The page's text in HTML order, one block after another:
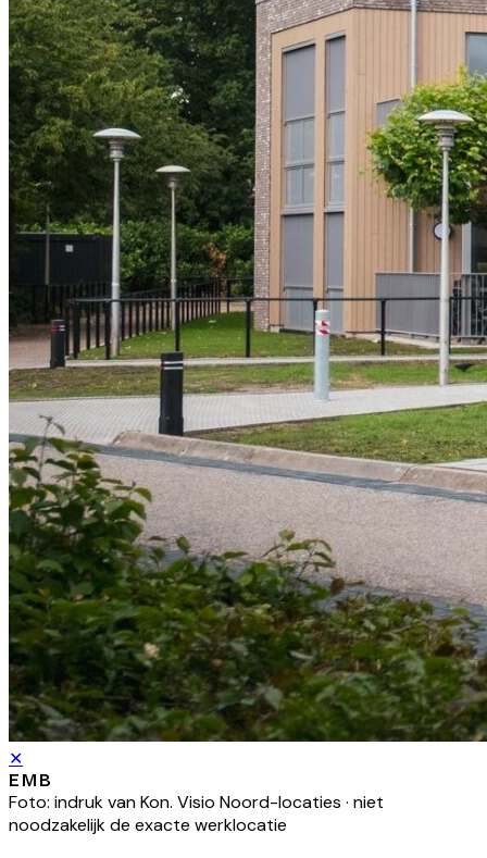
✕
EMB
Foto: indruk vanKon. Visio Noord-locaties · niet
noodzakelijk de exacte werklocatie